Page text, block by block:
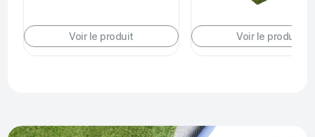
Voir le produit Voir le produit